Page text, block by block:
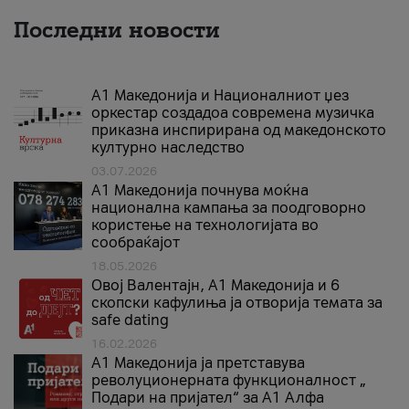
Последни новости
А1 Македонија и Националниот џез
оркестар создадоа современа музичка
приказна инспирирана од македонското
културно наследство
03.07.2026
A1 Македонија почнува моќна
национална кампања за поодговорно
користење на технологијата во
сообраќајот
18.05.2026
Овој Валентајн, A1 Македонија и 6
скопски кафулиња ја отворија темата за
safe dating
16.02.2026
А1 Македонија ја претставува
револуционерната функционалност „
Подари на пријател“ за А1 Алфа